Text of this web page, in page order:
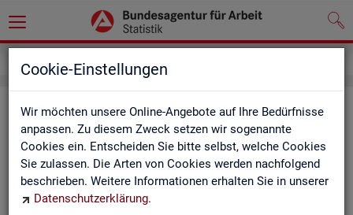
Cookie-Einstellungen
Wir möchten unsere Online-Angebote auf Ihre Bedürfnisse
anpassen. Zu diesem Zweck setzen wir sogenannte
Cookies ein. Entscheiden Sie bitte selbst, welche Cookies
Sie zulassen. Die Arten von Cookies werden nachfolgend
beschrieben. Weitere Informationen erhalten Sie in unserer
Datenschutzerklärung.
News­let­ter Sta­tis­tik und Ar­beits­
markt­be­richt­erstat­tung der BA
Mit dem mo­nat­li­chen News­let­ter in­for­mie­ren wir Sie über
ver­schie­de­ne The­men und ak­tu­el­le Ent­wick­lun­gen.